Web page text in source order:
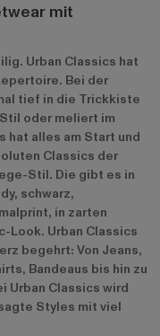
mit
Urban Classics hat
Bei der
tief in die Trickkiste
oder meliert im
hat alles am Start und
Classics der
Stil. Die gibt es in
schwarz,
in zarten
Urban Classics
begehrt: Von Jeans,
Bandeaus bis hin zu
Urban Classics wird
Styles mit viel